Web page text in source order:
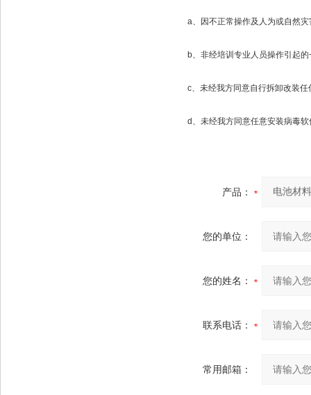
a、因不正常操作及人为或自然灾
b、非经培训专业人员操作引起的
c、未经我方同意自行拆卸改装任
d、未经我方同意任意安装病毒软
产品：
您的单位：
您的姓名：
联系电话：
常用邮箱：